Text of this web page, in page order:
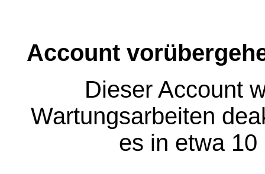
Account
Dieser Account
Wartungsarbeiten
es in etwa